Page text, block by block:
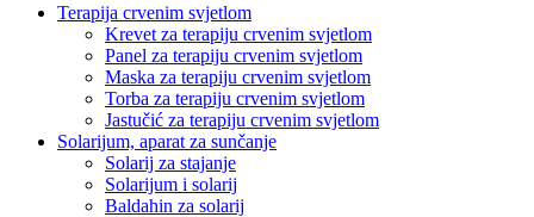
Terapija crvenim svjetlom
Krevet za terapiju crvenim svjetlom
Panel za terapiju crvenim svjetlom
Maska za terapiju crvenim svjetlom
Torba za terapiju crvenim svjetlom
Jastučić za terapiju crvenim svjetlom
Solarijum, aparat za sunčanje
Solarij za stajanje
Solarijum i solarij
Baldahin za solarij